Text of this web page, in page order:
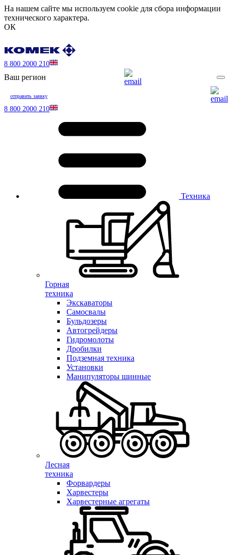
На нашем сайте мы используем cookie для сбора информации
технического характера.
ОК
8 800 2000 210
Ваш регион
отправить заявку
8 800 2000 210
Техника
Горная
техника
Экскаваторы
Самосвалы
Бульдозеры
Автогрейдеры
Гидромолоты
Дробилки
Подземная техника
Установки
Манипуляторы шинные
Лесная
техника
Форвардеры
Харвестеры
Харвестерные агрегаты